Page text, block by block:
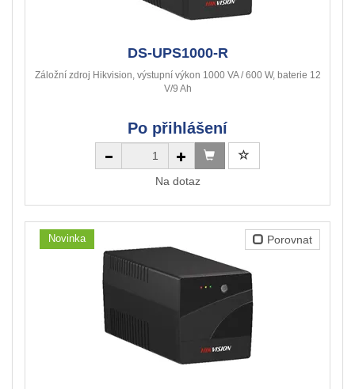
DS-UPS1000-R
Záložní zdroj Hikvision, výstupní výkon 1000 VA / 600 W, baterie 12
V/9 Ah
Po přihlášení
Na dotaz
Novinka Porovnat